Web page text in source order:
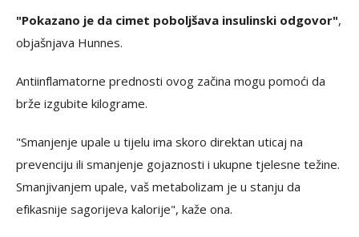
"Pokazano je da cimet poboljšava insulinski odgovor",
objašnjava Hunnes.
Antiinflamatorne prednosti ovog začina mogu pomoći da
brže izgubite kilograme.
"Smanjenje upale u tijelu ima skoro direktan uticaj na
prevenciju ili smanjenje gojaznosti i ukupne tjelesne težine.
Smanjivanjem upale, vaš metabolizam je u stanju da
efikasnije sagorijeva kalorije", kaže ona.